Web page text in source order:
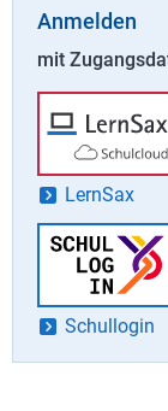
Anmelden
mit
LernSax
Schullogin